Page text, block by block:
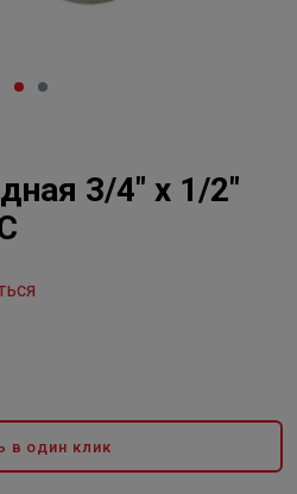
3/4" х 1/2"
в один клик